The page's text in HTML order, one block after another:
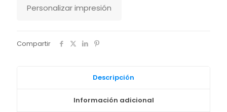
Personalizar impresión
Compartir
Descripción
Información adicional